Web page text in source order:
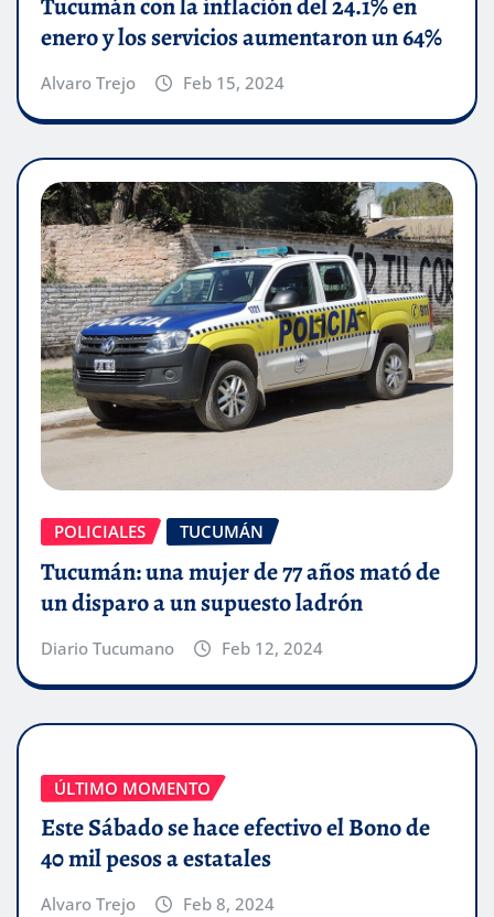
enero y los servicios aumentaron un 64%
Alvaro Trejo Feb 15, 2024
POLICIALES TUCUMÁN
Tucumán: una mujer de 77 años mató de
un disparo a un supuesto ladrón
Diario Tucumano Feb 12, 2024
ÚLTIMO MOMENTO
Este Sábado se hace efectivo el Bono de
40 mil pesos a estatales
Alvaro Trejo Feb 8, 2024